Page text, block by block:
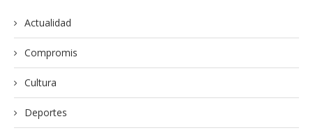
Actualidad
Compromis
Cultura
Deportes